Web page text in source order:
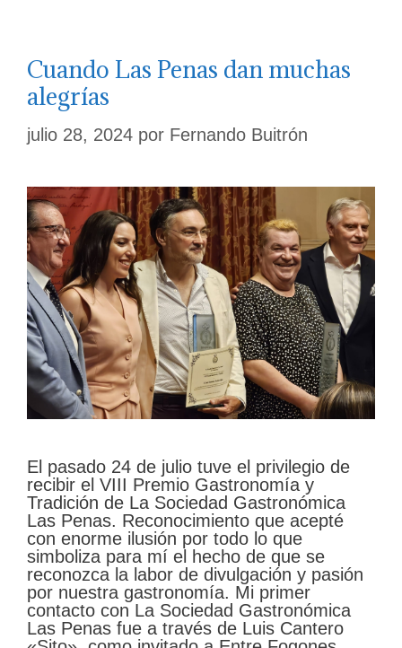
Cuando Las Penas dan muchas
alegrías
julio 28, 2024 por Fernando Buitrón
El pasado 24 de julio tuve el privilegio de
recibir el VIII Premio Gastronomía y
Tradición de La Sociedad Gastronómica
Las Penas. Reconocimiento que acepté
con enorme ilusión por todo lo que
simboliza para mí el hecho de que se
reconozca la labor de divulgación y pasión
por nuestra gastronomía. Mi primer
contacto con La Sociedad Gastronómica
Las Penas fue a través de Luis Cantero